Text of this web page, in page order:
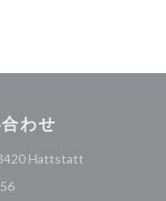
わせ
Hattstatt((新しいウィ